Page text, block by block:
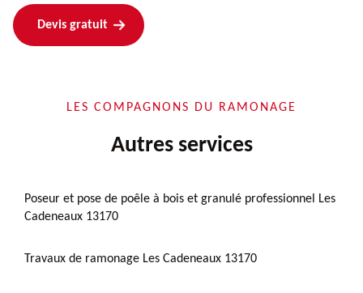
Devis gratuit
LES COMPAGNONS DU RAMONAGE
Autres services
Poseur et pose de poêle à bois et granulé professionnel Les
Cadeneaux 13170
Travaux de ramonage Les Cadeneaux 13170